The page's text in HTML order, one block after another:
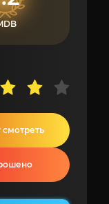
смотреть